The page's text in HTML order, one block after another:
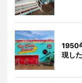
1950
現し